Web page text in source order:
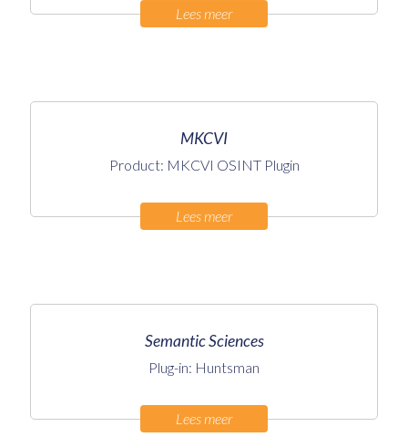
Lees meer
MKCVI
Product: MKCVI OSINT Plugin
Lees meer
Semantic Sciences
Plug-in: Huntsman
Lees meer